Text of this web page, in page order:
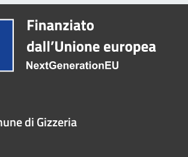
di Gizzeria